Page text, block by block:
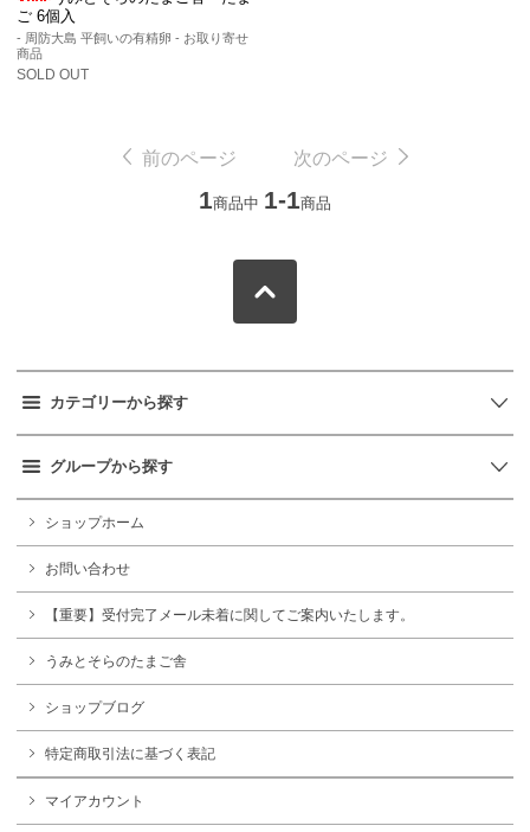
ご 6個入
- 周防大島 平飼いの有精卵 - お取り寄せ
商品
SOLD OUT
前のページ 次のページ
1商品中 1-1商品
カテゴリーから探す
グループから探す
ショップホーム
お問い合わせ
【重要】受付完了メール未着に関してご案内いたします。
うみとそらのたまご舎
ショップブログ
特定商取引法に基づく表記
マイアカウント